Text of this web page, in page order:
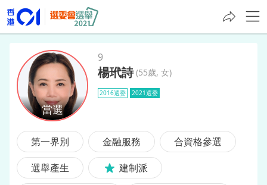
楊玳詩
9
楊玳詩 (55歲, 女)
2016選委 2021選委
第一界別 金融服務
合資格參選
選舉產生
建制派